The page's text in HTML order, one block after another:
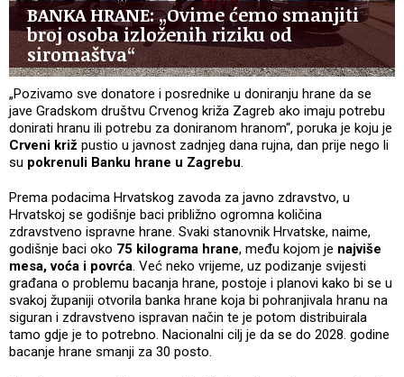
BANKA HRANE: „Ovime ćemo smanjiti
broj osoba izloženih riziku od
siromaštva“
„Pozivamo sve donatore i posrednike u doniranju hrane da se
jave Gradskom društvu Crvenog križa Zagreb ako imaju potrebu
donirati hranu ili potrebu za doniranom hranom“, poruka je koju je
Crveni križ pustio u javnost zadnjeg dana rujna, dan prije nego li
su pokrenuli Banku hrane u Zagrebu.
Prema podacima Hrvatskog zavoda za javno zdravstvo, u
Hrvatskoj se godišnje baci približno ogromna količina
zdravstveno ispravne hrane. Svaki stanovnik Hrvatske, naime,
godišnje baci oko 75 kilograma hrane, među kojom je najviše
mesa, voća i povrća. Već neko vrijeme, uz podizanje svijesti
građana o problemu bacanja hrane, postoje i planovi kako bi se u
svakoj županiji otvorila banka hrane koja bi pohranjivala hranu na
siguran i zdravstveno ispravan način te je potom distribuirala
tamo gdje je to potrebno. Nacionalni cilj je da se do 2028. godine
bacanje hrane smanji za 30 posto.